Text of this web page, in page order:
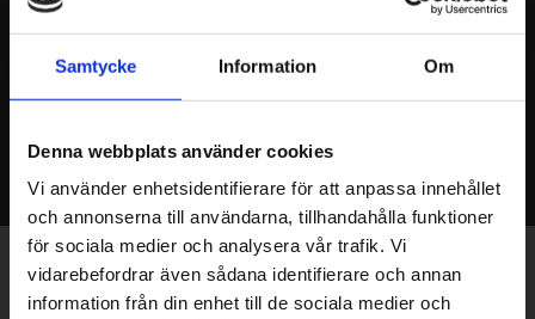
Samtycke Information Om
Denna webbplats använder cookies
Vi använder enhetsidentifierare för att anpassa innehållet
och annonserna till användarna, tillhandahålla funktioner
för sociala medier och analysera vår trafik. Vi
vidarebefordrar även sådana identifierare och annan
information från din enhet till de sociala medier och
INFO
Exklusiva erbjudanden - Senaste nyheterna -
Trender & inspiration